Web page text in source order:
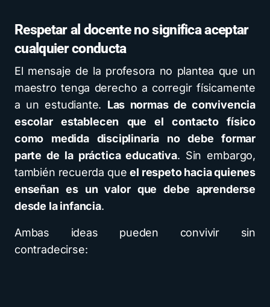
Respetar al docente no significa aceptar
cualquier conducta
El mensaje de la profesora no plantea que un
maestro tenga derecho a corregir físicamente
a un estudiante. Las normas de convivencia
escolar establecen que el contacto físico
como medida disciplinaria no debe formar
parte de la práctica educativa. Sin embargo,
también recuerda queel respeto hacia quienes
enseñan es un valor que debe aprenderse
desde la infancia.
Ambas ideas pueden convivir sin
contradecirse: